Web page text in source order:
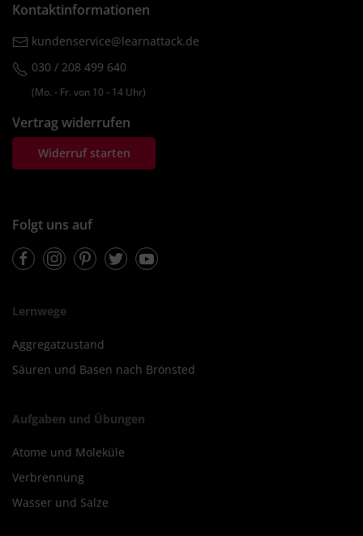
Kontaktinformationen
kundenservice@learnattack.de
030 / 208 499 640
(Mo. ‐ Fr. von 10 ‐ 14 Uhr)
Vertrag widerrufen
Widerruf starten
Folgt uns auf
FacebookInstagramPinterestTwitterYoutube
Lernwege
Aggregatzustand
Säuren und Basen nach Brönsted
Aufgaben und Übungen
Atome und Moleküle
Verbrennung
Wasser und Salze